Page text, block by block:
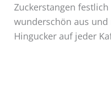
Zuckerstangen
wunderschön aus und
Hingucker auf jeder